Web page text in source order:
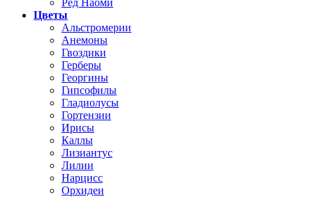
Ред Наоми
Цветы
Альстромерии
Анемоны
Гвоздики
Герберы
Георгины
Гипсофилы
Гладиолусы
Гортензии
Ирисы
Каллы
Лизиантус
Лилии
Нарцисс
Орхидеи